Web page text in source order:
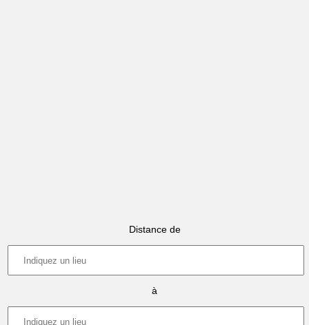
Distance de
à